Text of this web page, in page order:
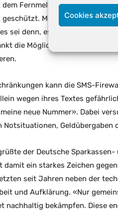
Cookies
Fernmeldegeheimnis und ist
geschützt. Mobilfunkanbieter
sei denn, es liegt eine
die Möglichkeiten ein,
kann die SMS-
wegen ihres Textes
neue Nummer». Dabei
Notsituationen, Geldübergaben
der Deutsche Sparkassen-
damit ein starkes Zeichen
seit Jahren neben der
und Aufklärung. «Nur
nachhaltig bekämpfen. Diese